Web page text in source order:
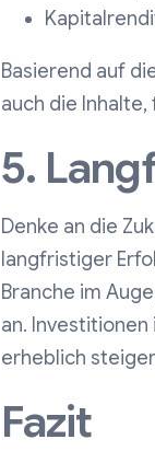
Basierend auf
auch die
5.
Denke an die
langfristiger
Branche im
an.
erheblich
Fazit